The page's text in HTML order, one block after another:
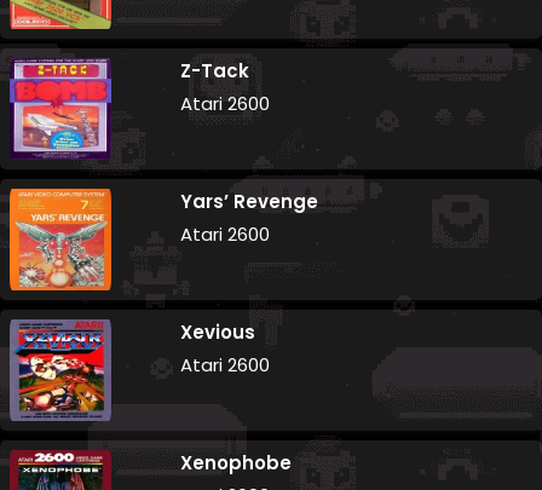
Z-Tack
Atari 2600
Yars’ Revenge
Atari 2600
Xevious
Atari 2600
Xenophobe